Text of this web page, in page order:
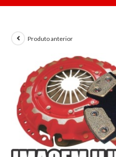
Produto anterior